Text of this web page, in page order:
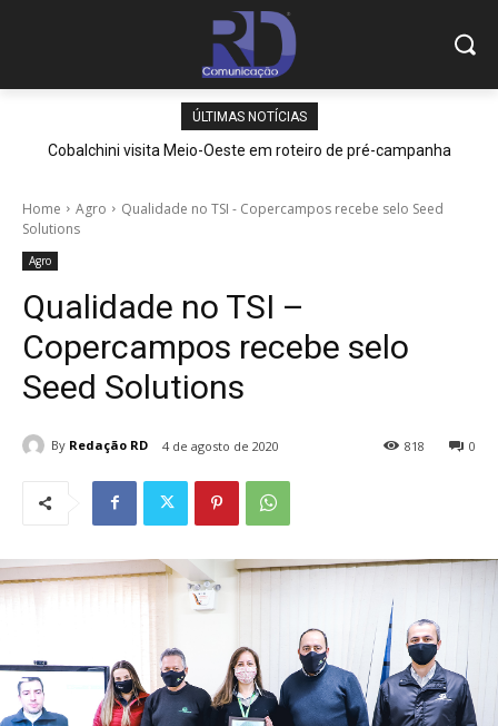
ÚLTIMAS NOTÍCIAS
Cobalchini visita Meio-Oeste em roteiro de pré-campanha
Home Agro
Qualidade no TSI - Copercampos recebe selo Seed
Solutions
Agro
Qualidade no TSI –
Copercampos recebe selo
Seed Solutions
By Redação RD 4 de agosto de 2020 0
818